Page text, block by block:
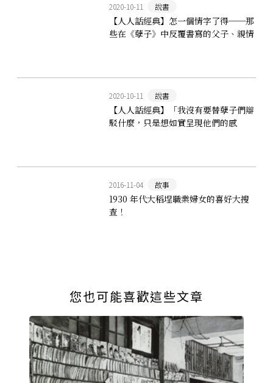
2020-10-11 說書
【人人話經典】怎一個情字了得──那
些在《孽子》中反覆書寫的父子、親情
2020-10-11 說書
【人人話經典】「我沒有要替孽子們辯
駁什麼，只是想如實呈現他們的感
2016-11-04 故事
1930 年代大稻埕職業婦女的喜好大搜
查！
您也可能喜歡這些文章